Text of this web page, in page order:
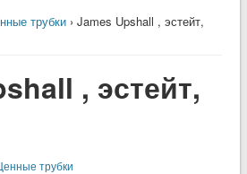
трубки› James Upshall , эстейт,
, эстейт,
трубки